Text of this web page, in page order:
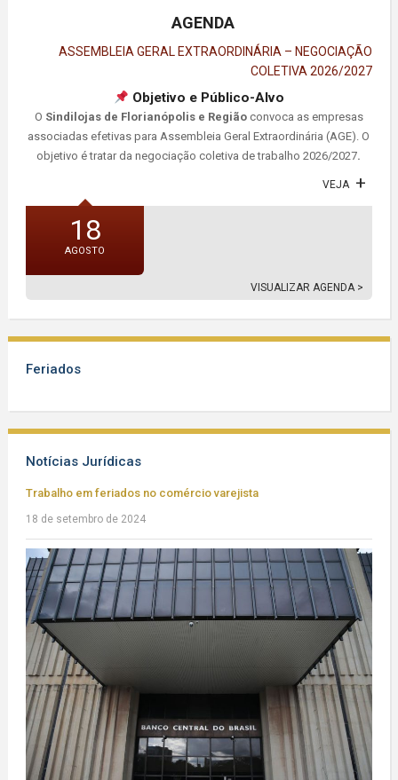
AGENDA
ASSEMBLEIA GERAL EXTRAORDINÁRIA – NEGOCIAÇÃO
COLETIVA 2026/2027
Objetivo e Público-Alvo
O Sindilojas de Florianópolis e Regiãoconvoca as empresas
associadas efetivas para Assembleia Geral Extraordinária (AGE). O
objetivo é tratar da negociação coletiva de trabalho 2026/2027.
VEJA
18
AGOSTO
VISUALIZAR AGENDA >
Feriados
Notícias Jurídicas
Trabalho em feriados no comércio varejista
18 de setembro de 2024